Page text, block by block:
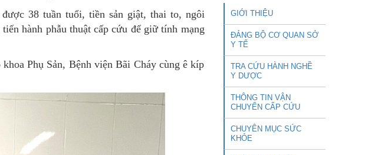
38 tuần tuổi, tiền sản giật, thai to, ngôi
tiến hành phẫu thuật cấp cứu để giữ tính mạng
Phụ Sản, Bệnh viện Bãi Cháy cùng ê kíp
GIỚI THIỆU
ĐẢNG BỘ CƠ QUAN SỞ
Y TẾ
TRA CỨU HÀNH NGHỀ
Y DƯỢC
THÔNG TIN VẬN
CHUYỂN CẤP CỨU
CHUYÊN MỤC SỨC
KHỎE